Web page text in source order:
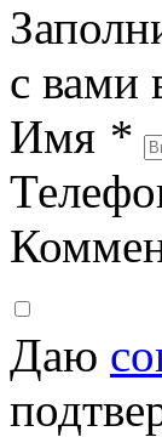
с вами
Имя *
Даю